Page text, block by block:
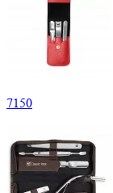
7150